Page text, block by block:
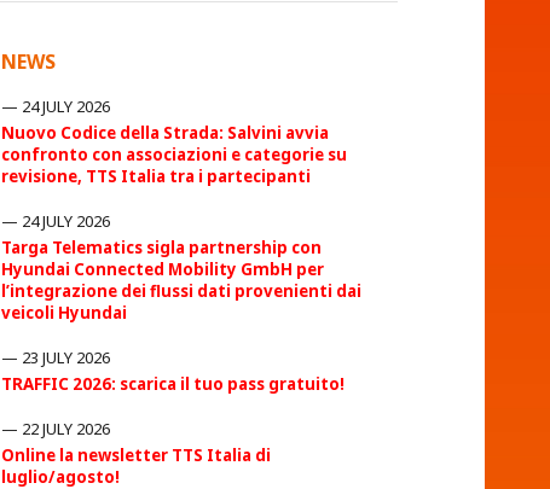
NEWS
24 JULY 2026
Nuovo Codice della Strada: Salvini avvia
confronto con associazioni e categorie su
revisione, TTS Italia tra i partecipanti
24 JULY 2026
Targa Telematics sigla partnership con
Hyundai Connected Mobility GmbH per
l’integrazione dei flussi dati provenienti dai
veicoli Hyundai
23 JULY 2026
TRAFFIC 2026: scarica il tuo pass gratuito!
22 JULY 2026
Online la newsletter TTS Italia di
luglio/agosto!